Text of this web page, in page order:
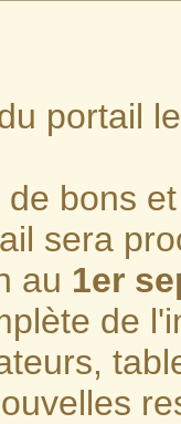
portail
bons
sera
au 1er
de